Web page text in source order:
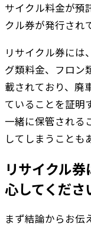
サイクル料金が預
クル券が発行され
リサイクル券には
グ類料金、フロン
載されており、廃
ていることを証明
一緒に保管される
してしまうことも
リサイクル
心してくださ
まず結論からお伝